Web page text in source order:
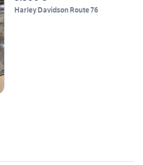
Harley Davidson Route 76